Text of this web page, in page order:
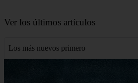
+
Ver los últimos artículos
Los más nuevos primero